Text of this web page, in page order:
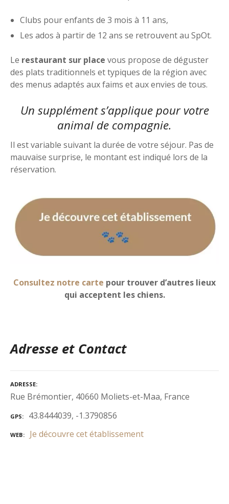
Clubs pour enfants de 3 mois à 11 ans,
Les ados à partir de 12 ans se retrouvent au SpOt.
Le restaurant sur place vous propose de déguster
des plats traditionnels et typiques de la région avec
des menus adaptés aux faims et aux envies de tous.
Un supplément s’applique pour votre
animal de compagnie.
Il est variable suivant la durée de votre séjour. Pas de
mauvaise surprise, le montant est indiqué lors de la
réservation.
Consultez notre carte pour trouver d’autres lieux
qui acceptent les chiens.
Adresse et Contact
ADRESSE
Rue Brémontier, 40660 Moliets-et-Maa, France
GPS 43.8444039, -1.3790856
WEB Je découvre cet établissement